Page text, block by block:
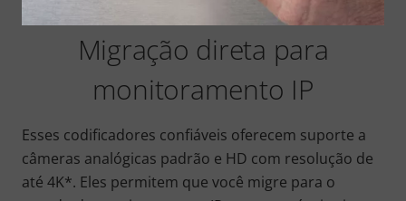
Migração direta para
monitoramento IP
Esses codificadores confiáveis oferecem suporte a
câmeras analógicas padrão e HD com resolução de
até 4K*. Eles permitem que você migre para o